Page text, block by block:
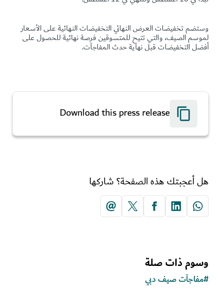
وستضم تخفيضات العرض النهائي التخفيضات النهائية على الأسعار
لموسم الصيف، والتي تتيح للمتسوقين فرصة نهائية للحصول على
أفضل التخفيضات قبل نهاية حدث المفاجآت.
Download this press release
هل أعجبتك هذه الصفحة؟ شاركها
وسوم ذات صلة
مفاجآت صيف دبي